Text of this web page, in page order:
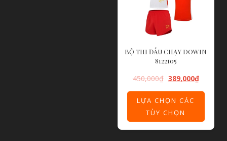
BỘ THI ĐẤU CHẠY DOWIN
8122105
450,000₫ 389,000₫
LỰA CHỌN CÁC
TÙY CHỌN